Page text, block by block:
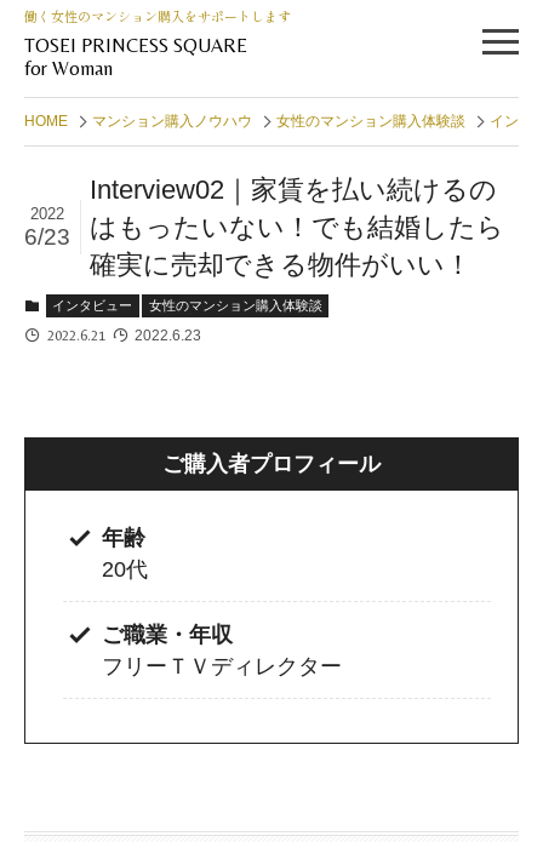
働く女性のマンション購入をサポートします
TOSEI PRINCESS SQUARE
for Woman
HOME マンション購入ノウハウ 女性のマンション購入体験談 インタ
Interview02｜家賃を払い続けるの
はもったいない！でも結婚したら
確実に売却できる物件がいい！
2022
6/23
インタビュー 女性のマンション購入体験談
2022.6.21 2022.6.23
ご購入者プロフィール
年齢
20代
ご職業・年収
フリーＴＶディレクター